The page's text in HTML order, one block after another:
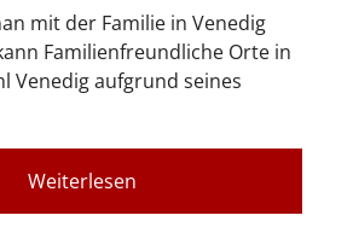
mit der Familie in Venedig
Familienfreundliche Orte in
Venedig aufgrund seines
Weiterlesen